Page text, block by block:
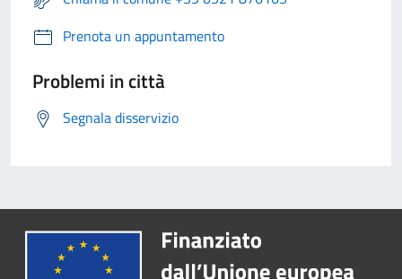
Prenota un appuntamento
Problemi in città
Segnala disservizio